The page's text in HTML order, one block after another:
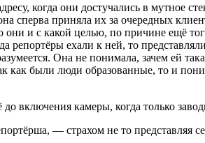
когда они достучались в мутное
сперва приняла их за очередных
они и с какой целью, по причине ещё
репортёры ехали к ней, то
Она не понимала, зачем ей
как были люди образованные, то и
камеры, когда только
— страхом не то представляя